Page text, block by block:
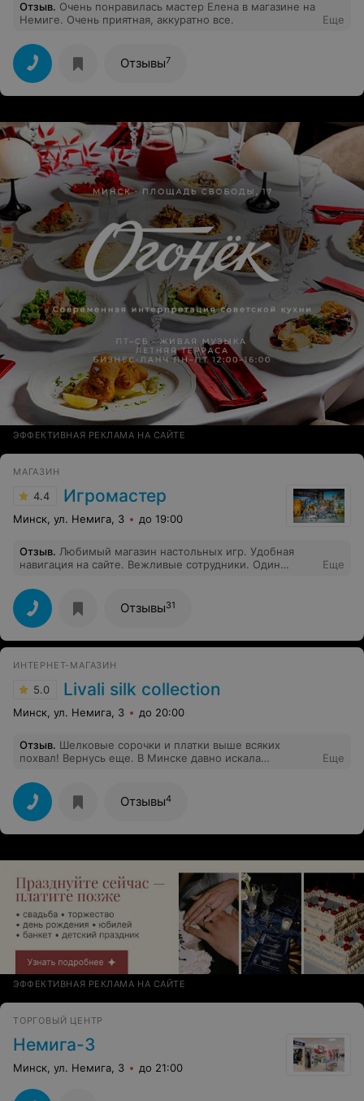
Отзыв. Очень понравилась мастер Елена в магазине на
Немиге. Очень приятная, аккуратно все.
Еще
Отзывы7
ЭФФЕКТИВНАЯ РЕКЛАМА НА САЙТЕ
МАГАЗИН
4.4 Игромастер
Минск, ул. Немига, 3 до 19:00
Отзыв. Любимый магазин настольных игр. Удобная
навигация на сайте. Вежливые сотрудники. Один
так как начали работать как интернет-магазин.
Еще
Отзывы31
ИНТЕРНЕТ-МАГАЗИН
5.0 Livali silk collection
Минск, ул. Немига, 3 до 20:00
Отзыв. Шелковые сорочки и платки выше всяких
похвал! Вернусь еще. В Минске давно искала
Еще
Отзывы4
ЭФФЕКТИВНАЯ РЕКЛАМА НА САЙТЕ
ТОРГОВЫЙ ЦЕНТР
Немига-3
Минск, ул. Немига, 3 до 21:00